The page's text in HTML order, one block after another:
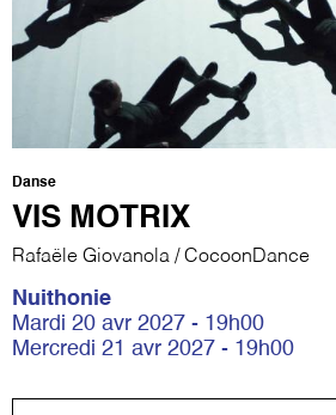
Danse
VIS MOTRIX
Rafaële Giovanola / CocoonDance
Nuithonie
Mardi 20 avr 2027 - 19h00
Mercredi 21 avr 2027 - 19h00